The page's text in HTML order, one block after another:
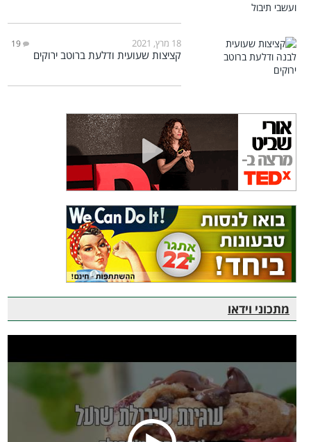
18 מרץ, 2021 19
קציצות שעועית ודלעת ברוטב ירוקים
מתכוני וידאו